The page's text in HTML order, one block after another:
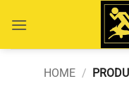
naar
HOME /